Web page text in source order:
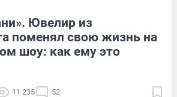
Ювелир из
поменял свою жизнь на
шоу: как ему это
11 235 52